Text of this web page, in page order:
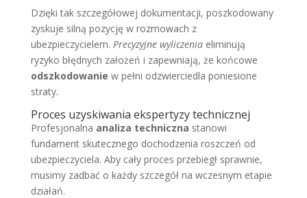
Dzięki tak szczegółowej dokumentacji, poszkodowany
zyskuje silną pozycję w rozmowach z
ubezpieczycielem. Precyzyjne wyliczeniaeliminują
ryzyko błędnych założeń i zapewniają, że końcowe
odszkodowanie w pełni odzwierciedla poniesione
straty.
Proces uzyskiwania ekspertyzy technicznej
Profesjonalna analiza techniczna stanowi
fundament skutecznego dochodzenia roszczeń od
ubezpieczyciela. Aby cały proces przebiegł sprawnie,
musimy zadbać o każdy szczegół na wczesnym etapie
działań.